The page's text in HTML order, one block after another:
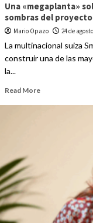
Una «megaplanta»
sombras del
Mario Opazo 24 de
La multinacional suiza
construir una de las
la...
Read More